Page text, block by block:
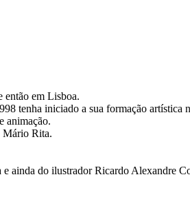
então em Lisboa.
tenha iniciado a sua formação artística
animação.
Mário Rita.
ainda do ilustrador Ricardo Alexandre